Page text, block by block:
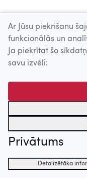
Ar Jūsu piekrišanu
funkcionālās un
Ja piekrītat šo
savu izvēli:
Privātums
Detalizētāka